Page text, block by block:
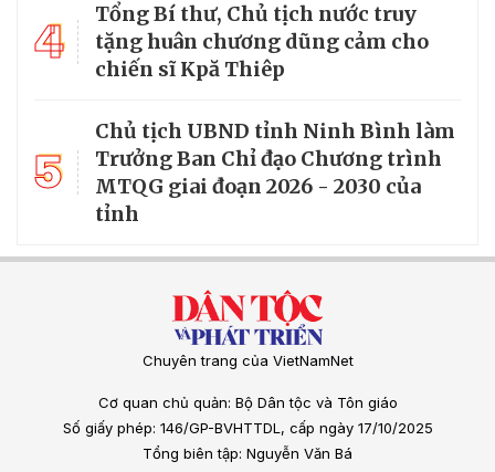
4
Tổng Bí thư, Chủ tịch nước truy
tặng huân chương dũng cảm cho
chiến sĩ Kpă Thiêp
5
Chủ tịch UBND tỉnh Ninh Bình làm
Trưởng Ban Chỉ đạo Chương trình
MTQG giai đoạn 2026 - 2030 của
tỉnh
Chuyên trang của VietNamNet
Cơ quan chủ quản: Bộ Dân tộc và Tôn giáo
Số giấy phép: 146/GP-BVHTTDL, cấp ngày 17/10/2025
Tổng biên tập: Nguyễn Văn Bá